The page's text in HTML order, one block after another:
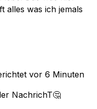
alles was ich jemals
vor 6 Minuten
NachrichT🤔